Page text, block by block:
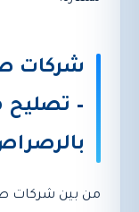
شركات
– تصليح
من بين شركات